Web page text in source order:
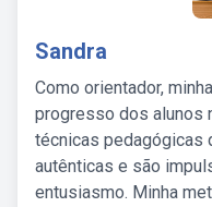
Sandra
Como orientador,
progresso dos alunos
técnicas pedagógicas
autênticas e são
entusiasmo. Minha